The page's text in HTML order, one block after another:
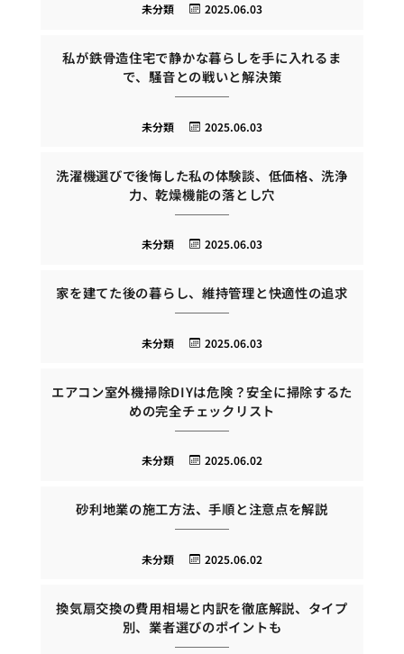
2025.06.03
未分類
私が鉄骨造住宅で静かな暮らしを手に入れるま
で、騒音との戦いと解決策
2025.06.03
未分類
洗濯機選びで後悔した私の体験談、低価格、洗浄
力、乾燥機能の落とし穴
2025.06.03
未分類
家を建てた後の暮らし、維持管理と快適性の追求
2025.06.03
未分類
エアコン室外機掃除DIYは危険？安全に掃除するた
めの完全チェックリスト
2025.06.02
未分類
砂利地業の施工方法、手順と注意点を解説
2025.06.02
未分類
換気扇交換の費用相場と内訳を徹底解説、タイプ
別、業者選びのポイントも